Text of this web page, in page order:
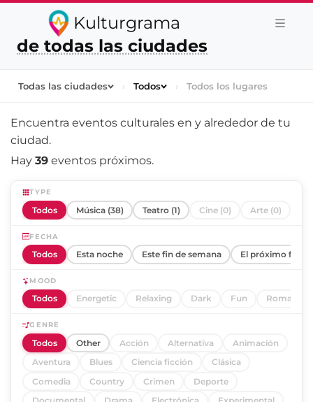
Kulturgrama
de todas las ciudades
Todas las ciudades › Todos › Todos los lugares
Encuentra eventos culturales en y alrededor de tu
ciudad.
Hay 39 eventos próximos.
TYPE
Todos Música (38) Teatro (1) Cine (0) Arte (0)
FECHA
Todos Esta noche Este fin de semana El próximo fin
MOOD
Todos Energetic Relaxing Dark Fun Romantic
GENRE
Todos Other Acción Alternativa
Animación
Aventura
Blues Ciencia ficción
Clásica
Comedia
Country Crimen
Deporte